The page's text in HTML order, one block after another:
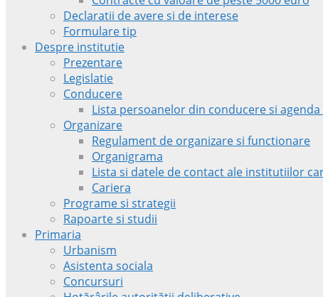
Declaratii de avere si de interese
Formulare tip
Despre institutie
Prezentare
Legislatie
Conducere
Lista persoanelor din conducere si
Organizare
Regulament de organizare si functionare
Organigrama
Lista si datele de contact ale institutiilor
Cariera
Programe si strategii
Rapoarte si studii
Primaria
Urbanism
Asistenta sociala
Concursuri